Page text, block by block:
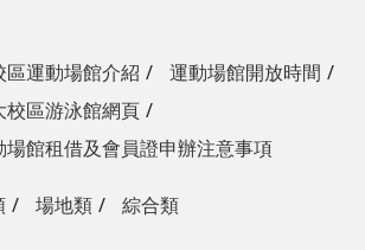
區運動場館介紹
運動場館開放時間
校區游泳館網頁
場館租借及會員證申辦注意事項
場地類 綜合類